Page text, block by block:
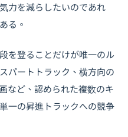
力を減らしたいのであれ
る。
を登ることだけが唯一のル
パートトラック、横方向の
など、認められた複数のキ
一の昇進トラックへの競争